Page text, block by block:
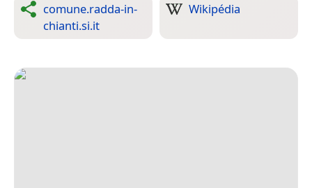
comune.radda-in-
chianti.si.it
Wikipédia